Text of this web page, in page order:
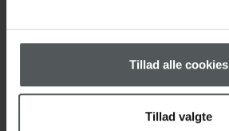
Tillad alle cookies
Tillad valgte
Udd. Dyrlæge